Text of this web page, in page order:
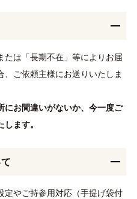
たは「長期不在」等によりお届
ご依頼主様にお送りいたしま
にお間違いがないか、今一度ご
ます。
定やご持参用対応（手提げ袋付